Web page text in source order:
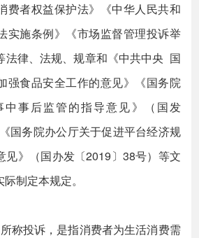
费者权益保护法》《中华人民共和
实施条例》《市场监督管理投诉举
法律、法规、规章和《中共中央 国
强食品安全工作的意见》《国务院
中事后监管的指导意见》（国发
国务院办公厅关于促进平台经济规
见》（国办发〔2019〕38号）等文
制定本规定。
投诉，是指消费者为生活消费需